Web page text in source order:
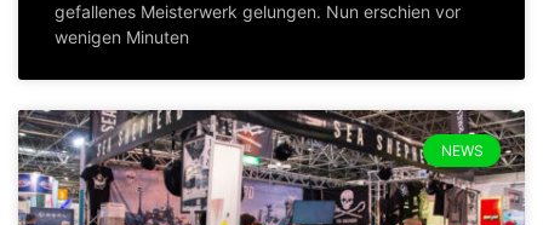
gefallenes Meisterwerk gelungen. Nun erschien vor
wenigen Minuten
NEWS